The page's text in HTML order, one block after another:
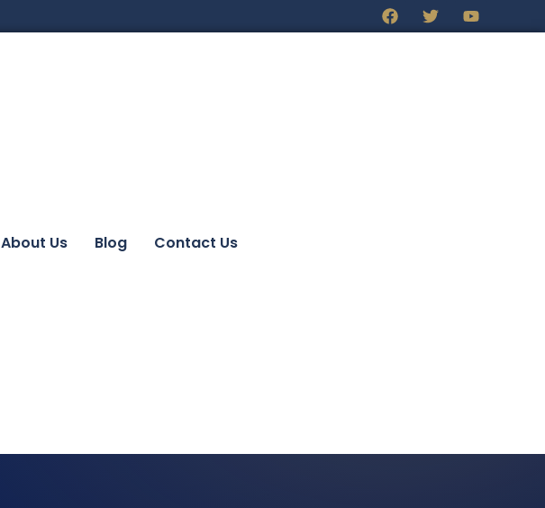
About Us Blog Contact Us